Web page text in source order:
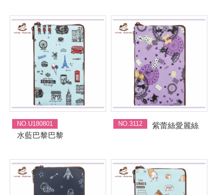
NO.U180801
水藍巴黎巴黎
NO.3112 紫蕾絲愛麗絲